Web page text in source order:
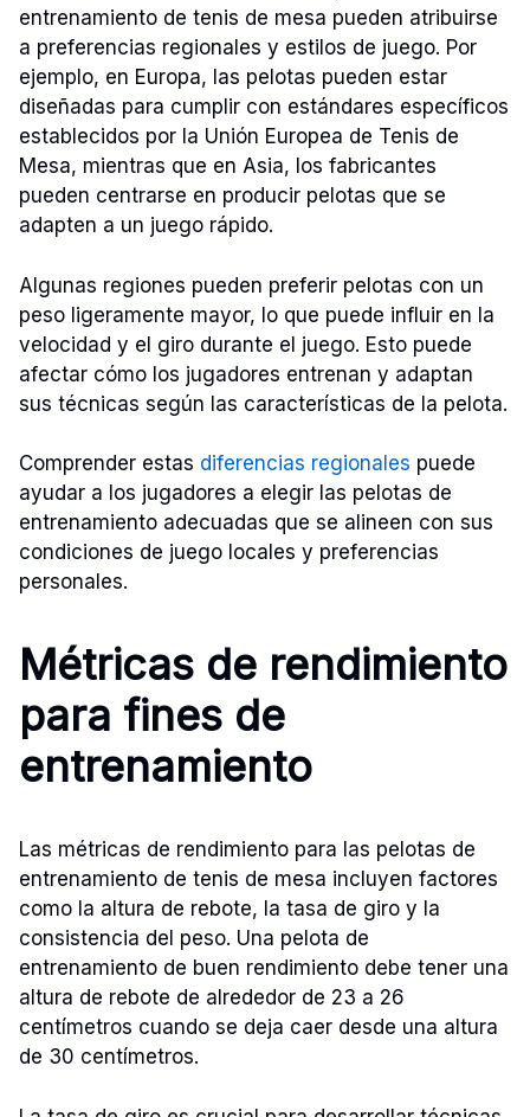
entrenamiento de tenis de mesa pueden atribuirse
a preferencias regionales y estilos de juego. Por
ejemplo, en Europa, las pelotas pueden estar
diseñadas para cumplir con estándares específicos
establecidos por la Unión Europea de Tenis de
Mesa, mientras que en Asia, los fabricantes
pueden centrarse en producir pelotas que se
adapten a un juego rápido.
Algunas regiones pueden preferir pelotas con un
peso ligeramente mayor, lo que puede influir en la
velocidad y el giro durante el juego. Esto puede
afectar cómo los jugadores entrenan y adaptan
sus técnicas según las características de la pelota.
Comprender estas diferencias regionales puede
ayudar a los jugadores a elegir las pelotas de
entrenamiento adecuadas que se alineen con sus
condiciones de juego locales y preferencias
personales.
Métricas de rendimiento
para fines de
entrenamiento
Las métricas de rendimiento para las pelotas de
entrenamiento de tenis de mesa incluyen factores
como la altura de rebote, la tasa de giro y la
consistencia del peso. Una pelota de
entrenamiento de buen rendimiento debe tener una
altura de rebote de alrededor de 23 a 26
centímetros cuando se deja caer desde una altura
de 30 centímetros.